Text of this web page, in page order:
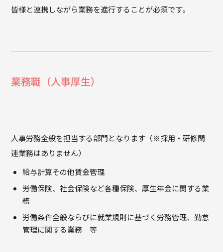
皆様と連携しながら業務を進行することが必須です。
業務職（人事厚生）
人事労務全般を担当する部門となります（※採用・研修関
連業務はありません）
給与計算その他賃金管理
労働保険、社会保険など各種保険、厚生年金に関する業
務
労働条件全般ならびに就業規則に基づく労務管理、勤怠
管理に関する業務 等